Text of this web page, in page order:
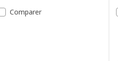
Liste des résultats
Comparer